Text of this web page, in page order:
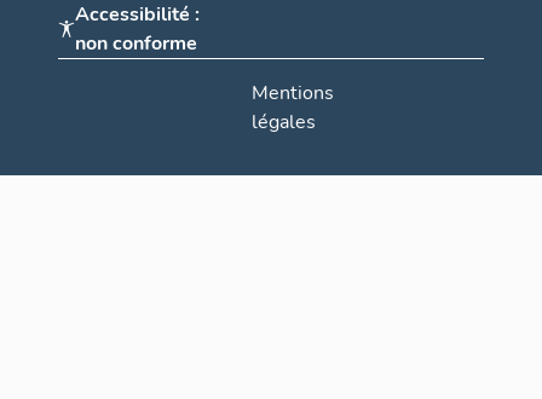
Accessibilité :
non conforme
Mentions
légales